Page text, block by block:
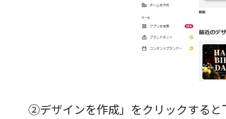
②デザインを作成」をクリックすると